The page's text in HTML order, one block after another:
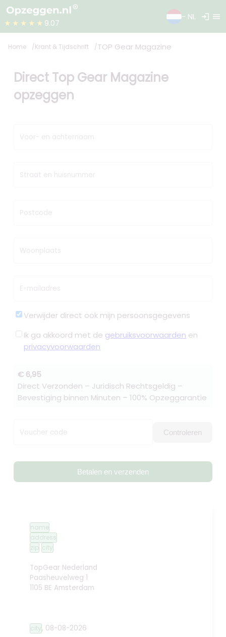
★★★★★ 9.07
- NL login menu
Home Krant & Tijdschrift TOP Gear Magazine
Direct Top Gear Magazine
opzeggen
Voor- en achternaam
Straat en huisnummer
Postcode
Woonplaats
E-mailadres
Verwijder direct ook mijn persoonsgegevens
Ik ga akkoord met de gebruiksvoorwaarden en
privacyvoorwaarden
€ 6,95
Direct Verzonden – Juridisch Rechtsgeldig –
Bevestiging binnen Minuten – 100% Opzeggarantie
Voucher code Controleren
Betalen en verzenden
name
address
zip city
TopGear Nederland
Paasheuvelweg 1
1105 BE Amsterdam
city, 08-08-2026